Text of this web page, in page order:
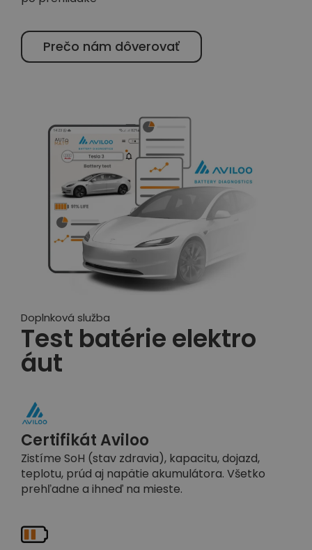
Prečo nám dôverovať
Doplnková služba
Test batérie elektro
áut
Certifikát Aviloo
Zistíme SoH (stav zdravia), kapacitu, dojazd,
teplotu, prúd aj napätie akumulátora. Všetko
prehľadne a ihneď na mieste.